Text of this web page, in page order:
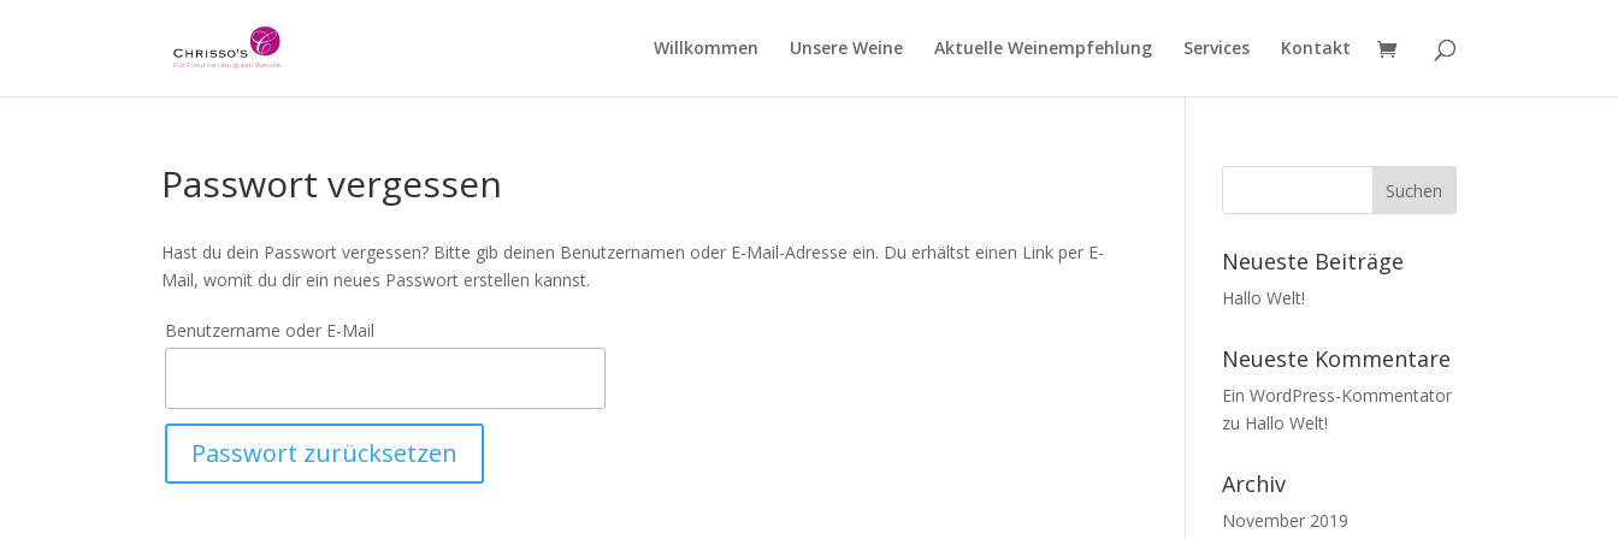
Willkommen Unsere Weine Aktuelle Weinempfehlung Services Kontakt
Passwort vergessen
Hast du dein Passwort vergessen? Bitte gib deinen Benutzernamen oder E-Mail-Adresse ein. Du erhältst einen Link per E-
Mail, womit du dir ein neues Passwort erstellen kannst.
Benutzername oder E-Mail
Passwort zurücksetzen
Neueste Beiträge
Hallo Welt!
Neueste Kommentare
Ein WordPress-Kommentator
zu Hallo Welt!
Archiv
November 2019